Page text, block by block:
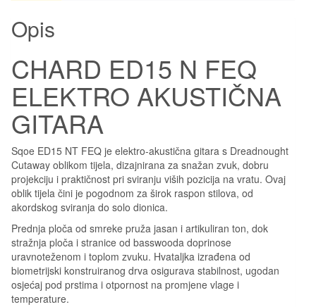
Opis
CHARD ED15 N FEQ
ELEKTRO AKUSTIČNA
GITARA
Sqoe ED15 NT FEQ je elektro-akustična gitara s Dreadnought
Cutaway oblikom tijela, dizajnirana za snažan zvuk, dobru
projekciju i praktičnost pri sviranju viših pozicija na vratu. Ovaj
oblik tijela čini je pogodnom za širok raspon stilova, od
akordskog sviranja do solo dionica.
Prednja ploča od smreke pruža jasan i artikuliran ton, dok
stražnja ploča i stranice od basswooda doprinose
uravnoteženom i toplom zvuku. Hvataljka izrađena od
biometrijski konstruiranog drva osigurava stabilnost, ugodan
osjećaj pod prstima i otpornost na promjene vlage i
temperature.